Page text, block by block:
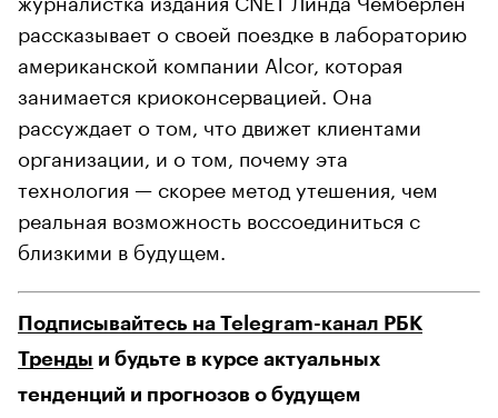
рассказывает о своей поездке в лабораторию
американской компании Alcor, которая
занимается криоконсервацией. Она
рассуждает о том, что движет клиентами
организации, и о том, почему эта
технология — скорее метод утешения, чем
реальная возможность воссоединиться с
близкими в будущем.
Подписывайтесь на Telegram-канал РБК
Тренды и будьте в курсе актуальных
тенденций и прогнозов о будущем